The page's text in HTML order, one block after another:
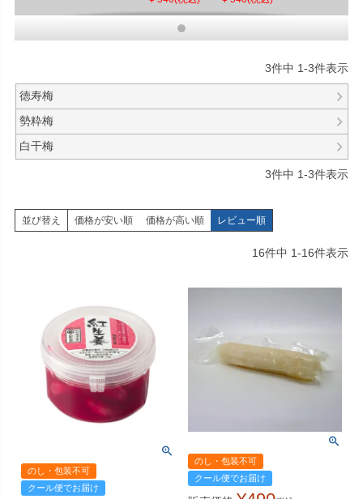
お届け
辰】
3件中 1-3件表示
徳寿梅
勢粋梅
白干梅
3件中 1-3件表示
並び替え 価格が安い順 価格が高い順 レビュー順
16件中 1-16件表示
のし・包装不可
クール便でお届け
のし・包装不可
クール便でお届け